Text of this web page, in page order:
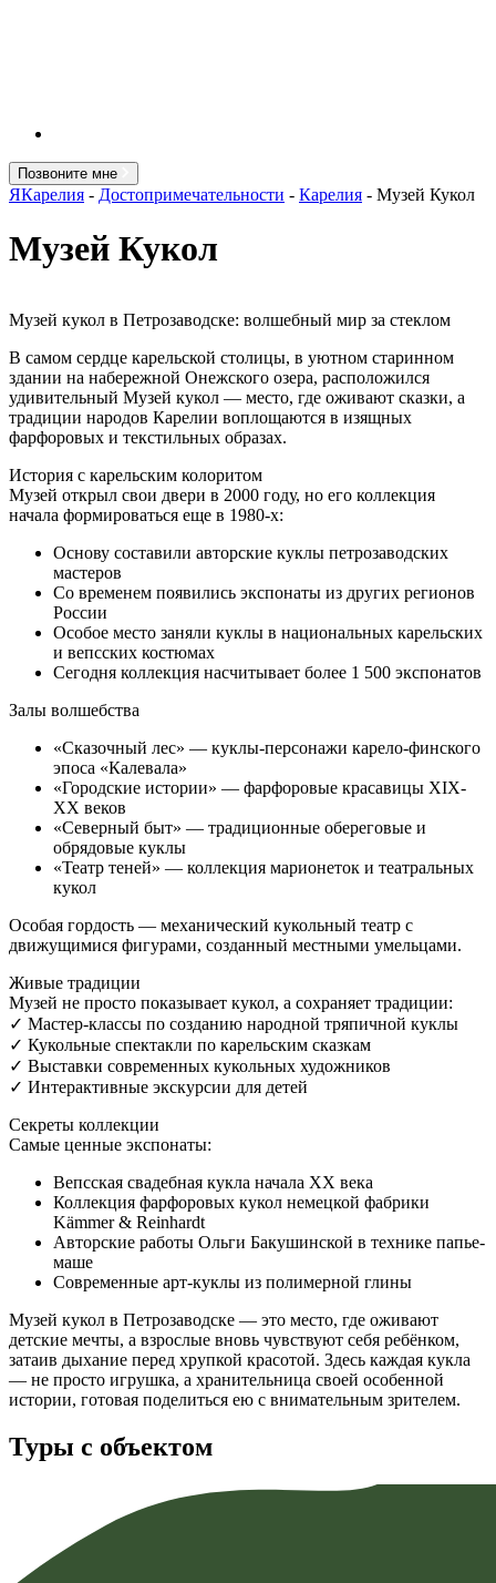
Позвоните мне
ЯКарелия - Достопримечательности - Карелия - Музей Кукол
Музей Кукол
Музей кукол в Петрозаводске: волшебный мир за стеклом
В самом сердце карельской столицы, в уютном старинном
здании на набережной Онежского озера, расположился
удивительный Музей кукол — место, где оживают сказки, а
традиции народов Карелии воплощаются в изящных
фарфоровых и текстильных образах.
История с карельским колоритом
Музей открыл свои двери в 2000 году, но его коллекция
начала формироваться еще в 1980-х:
Основу составили авторские куклы петрозаводских
мастеров
Со временем появились экспонаты из других регионов
России
Особое место заняли куклы в национальных карельских
и вепсских костюмах
Сегодня коллекция насчитывает более 1 500 экспонатов
Залы волшебства
«Сказочный лес» — куклы-персонажи карело-финского
эпоса «Калевала»
«Городские истории» — фарфоровые красавицы XIX-
XX веков
«Северный быт» — традиционные обереговые и
обрядовые куклы
«Театр теней» — коллекция марионеток и театральных
кукол
Особая гордость — механический кукольный театр с
движущимися фигурами, созданный местными умельцами.
Живые традиции
Музей не просто показывает кукол, а сохраняет традиции:
✓ Мастер-классы по созданию народной тряпичной куклы
✓ Кукольные спектакли по карельским сказкам
✓ Выставки современных кукольных художников
✓ Интерактивные экскурсии для детей
Секреты коллекции
Самые ценные экспонаты:
Вепсская свадебная кукла начала XX века
Коллекция фарфоровых кукол немецкой фабрики
Kämmer & Reinhardt
Авторские работы Ольги Бакушинской в технике папье-
маше
Современные арт-куклы из полимерной глины
Музей кукол в Петрозаводске — это место, где оживают
детские мечты, а взрослые вновь чувствуют себя ребёнком,
затаив дыхание перед хрупкой красотой. Здесь каждая кукла
— не просто игрушка, а хранительница своей особенной
истории, готовая поделиться ею с внимательным зрителем.
Туры с объектом